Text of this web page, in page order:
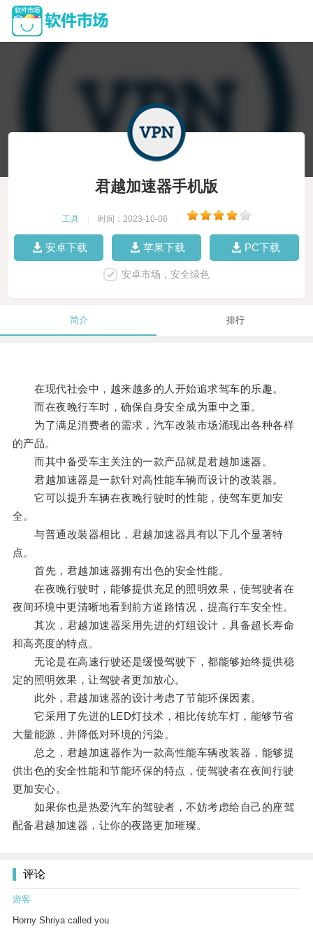
君越加速器手机版
工具 时间：2023-10-06
安卓下载 苹果下载 PC下载
安卓市场，安全绿色
简介 排行
在现代社会中，越来越多的人开始追求驾车的乐趣。
而在夜晚行车时，确保自身安全成为重中之重。
为了满足消费者的需求，汽车改装市场涌现出各种各样
的产品。
而其中备受车主关注的一款产品就是君越加速器。
君越加速器是一款针对高性能车辆而设计的改装器。
它可以提升车辆在夜晚行驶时的性能，使驾车更加安
全。
与普通改装器相比，君越加速器具有以下几个显著特
点。
首先，君越加速器拥有出色的安全性能。
在夜晚行驶时，能够提供充足的照明效果，使驾驶者在
夜间环境中更清晰地看到前方道路情况，提高行车安全性。
其次，君越加速器采用先进的灯组设计，具备超长寿命
和高亮度的特点。
无论是在高速行驶还是缓慢驾驶下，都能够始终提供稳
定的照明效果，让驾驶者更加放心。
此外，君越加速器的设计考虑了节能环保因素。
它采用了先进的LED灯技术，相比传统车灯，能够节省
大量能源，并降低对环境的污染。
总之，君越加速器作为一款高性能车辆改装器，能够提
供出色的安全性能和节能环保的特点，使驾驶者在夜间行驶
更加安心。
如果你也是热爱汽车的驾驶者，不妨考虑给自己的座驾
配备君越加速器，让你的夜路更加璀璨。
评论
游客
Horny Shriya called you